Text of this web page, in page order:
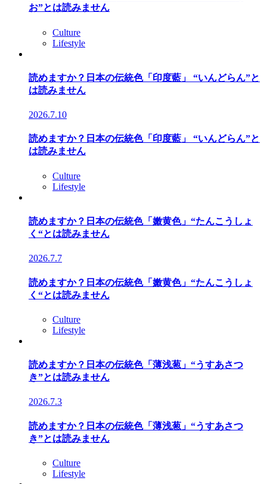
お”とは読みません
Culture
Lifestyle
読めますか？日本の伝統色「印度藍」 “いんどらん”と
は読みません
2026.7.10
読めますか？日本の伝統色「印度藍」 “いんどらん”と
は読みません
Culture
Lifestyle
読めますか？日本の伝統色「嫩黄色」“たんこうしょ
く“とは読みません
2026.7.7
読めますか？日本の伝統色「嫩黄色」“たんこうしょ
く“とは読みません
Culture
Lifestyle
読めますか？日本の伝統色「薄浅葱」“うすあさつ
き”とは読みません
2026.7.3
読めますか？日本の伝統色「薄浅葱」“うすあさつ
き”とは読みません
Culture
Lifestyle